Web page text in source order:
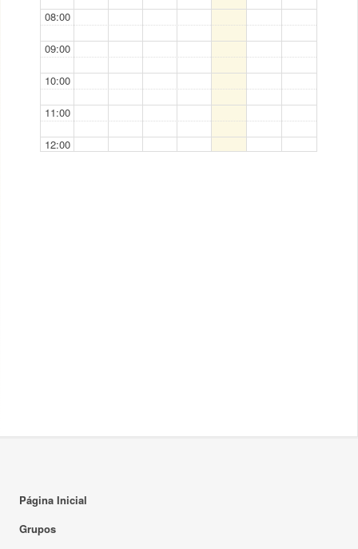
08:00
09:00
10:00
11:00
12:00
23:00
Página Inicial
Grupos